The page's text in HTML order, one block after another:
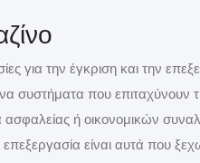
για την έγκριση και την
συστήματα που επιταχύνουν
ή οικονομικών
είναι αυτά που